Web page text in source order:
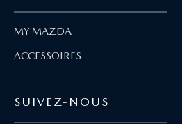
MY MAZDA
ACCESSOIRES
SUIVEZ-NOUS